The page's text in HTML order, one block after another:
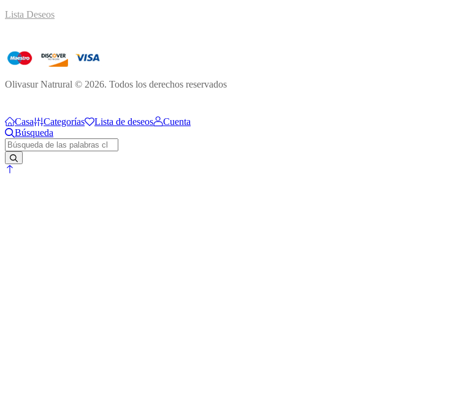
Lista Deseos
Olivasur Natrural © 2026. Todos los derechos reservados
Casa Categorías Lista de deseos
Cuenta
Búsqueda